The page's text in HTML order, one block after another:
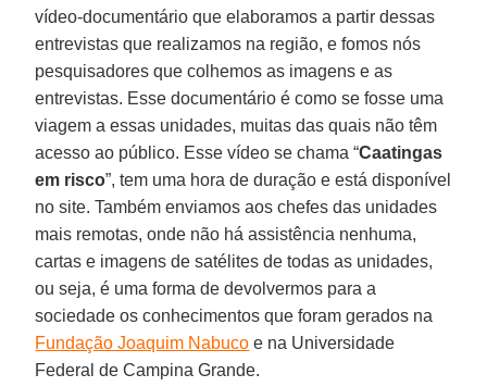
vídeo-documentário que elaboramos a partir dessas
entrevistas que realizamos na região, e fomos nós
pesquisadores que colhemos as imagens e as
entrevistas. Esse documentário é como se fosse uma
viagem a essas unidades, muitas das quais não têm
acesso ao público. Esse vídeo se chama “Caatingas
em risco”, tem uma hora de duração e está disponível
no site. Também enviamos aos chefes das unidades
mais remotas, onde não há assistência nenhuma,
cartas e imagens de satélites de todas as unidades,
ou seja, é uma forma de devolvermos para a
sociedade os conhecimentos que foram gerados na
Fundação Joaquim Nabuco e na Universidade
Federal de Campina Grande.